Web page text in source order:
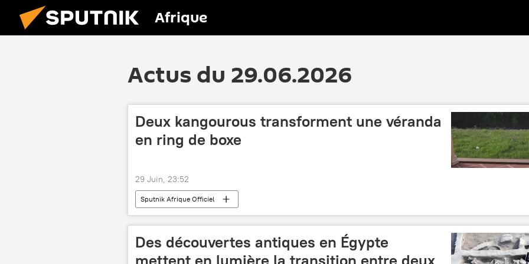
Afrique
Actus du 29.06.2026
Deux kangourous transforment une véranda
en ring de boxe
29 Juin, 23:52
Sputnik Afrique Officiel
Des découvertes antiques en Égypte